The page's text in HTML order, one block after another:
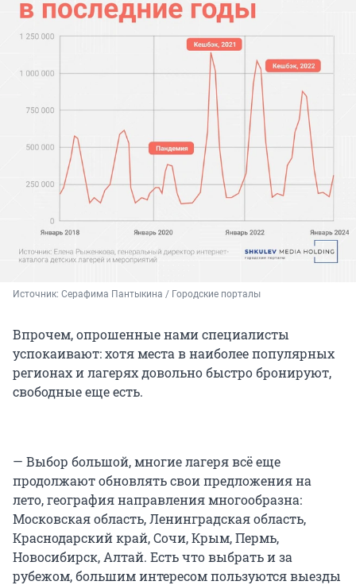
Источник: Серафима Пантыкина / Городские порталы
Впрочем, опрошенные нами специалисты
успокаивают: хотя места в наиболее популярных
регионах и лагерях довольно быстро бронируют,
свободные еще есть.
— Выбор большой, многие лагеря всё еще
продолжают обновлять свои предложения на
лето, география направления многообразна:
Московская область, Ленинградская область,
Краснодарский край, Сочи, Крым, Пермь,
Новосибирск, Алтай. Есть что выбрать и за
рубежом, большим интересом пользуются выезды